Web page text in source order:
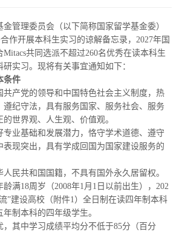
管理委员会（以下简称国家留学基金委）
作开展本科生实习的谅解备忘录，2027年国
共同选派不超过260名优秀在读本科生
实习。现将有关事宜通知如下：
条件
共产党的领导和中国特色社会主义制度，热
遵纪守法，具有服务国家、服务社会、服务
世界观、人生观、价值观。
专业基础和发展潜力，恪守学术道德、遵守
表现突出，具有学成回国为国家建设服务的
人民共和国国籍，不具有国外永久居留权。
龄满18周岁（2008年1月1日以前出生），202
”建设高校（附件1）全日制在读四年制本科
制本科的四年级学生。
，其中学习成绩平均分不低于85分（百分